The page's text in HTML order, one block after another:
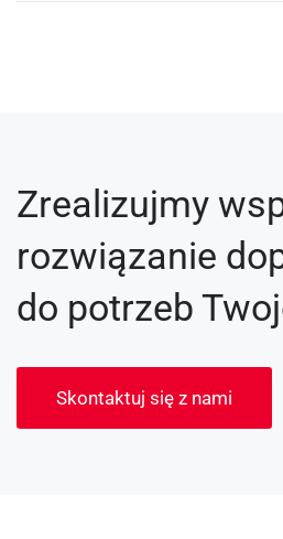
Zrealizujmy
rozwiązanie
do potrzeb
Skontaktuj się z nami